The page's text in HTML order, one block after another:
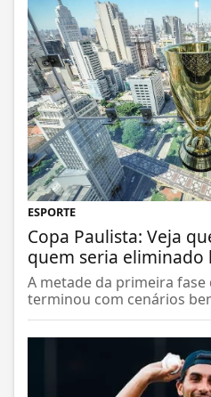
ESPORTE
Copa Paulista: Veja
quem seria eliminado
A metade da primeira fase
terminou com cenários